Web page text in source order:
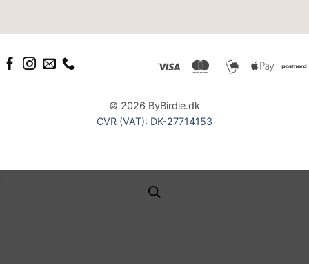
© 2026 ByBirdie.dk
CVR (VAT): DK-27714153